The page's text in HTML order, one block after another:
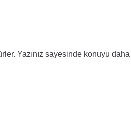
Yazınız sayesinde konuyu